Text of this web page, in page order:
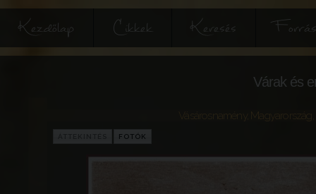
Kezdőlap Cikkek Keresés
Várak és
Vásárosnamény Magyarország
FOTÓK